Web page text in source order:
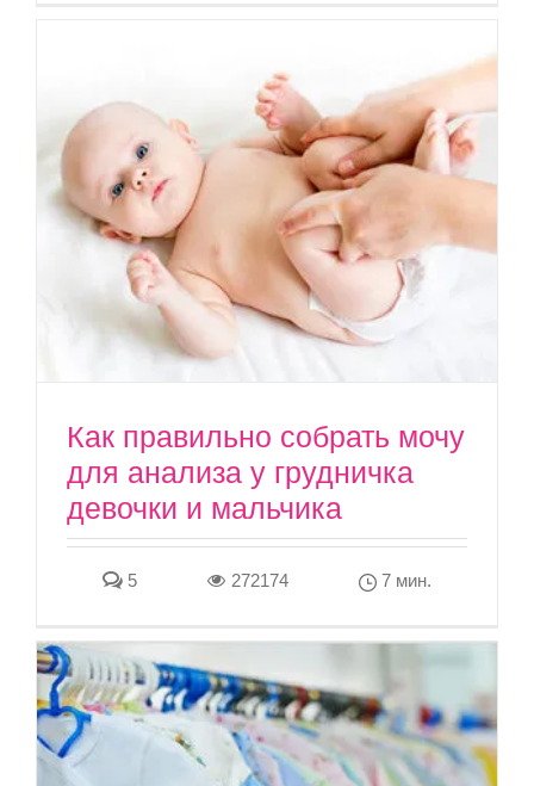
Как правильно собрать мочу
для анализа у грудничка
девочки и мальчика
5 272174 7 мин.